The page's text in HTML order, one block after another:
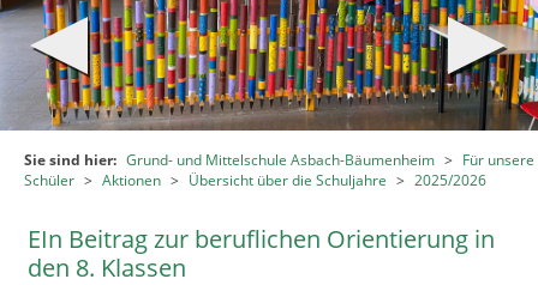
Sie sind hier: Grund- und Mittelschule Asbach-Bäumenheim >
Für unsere
Schüler > Aktionen > Übersicht über die Schuljahre > 2025/2026
EIn Beitrag zur beruflichen Orientierung in
den 8. Klassen